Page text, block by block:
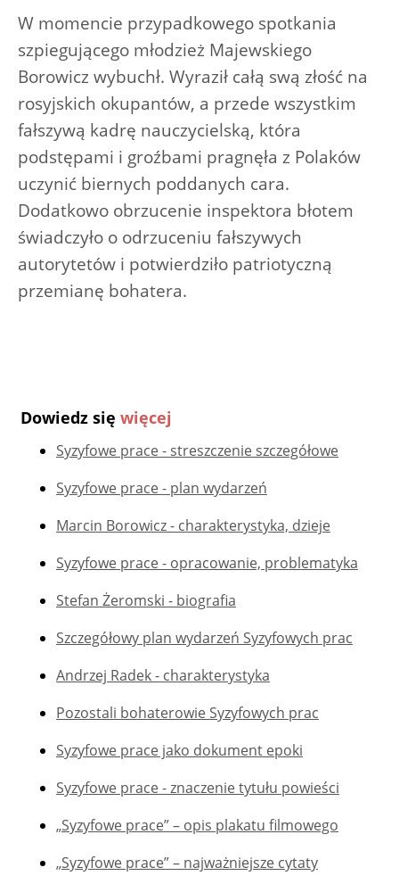
W momencie przypadkowego spotkania
szpiegującego młodzież Majewskiego
Borowicz wybuchł. Wyraził całą swą złość na
rosyjskich okupantów, a przede wszystkim
fałszywą kadrę nauczycielską, która
podstępami i groźbami pragnęła z Polaków
uczynić biernych poddanych cara.
Dodatkowo obrzucenie inspektora błotem
świadczyło o odrzuceniu fałszywych
autorytetów i potwierdziło patriotyczną
przemianę bohatera.
Dowiedz się więcej
Syzyfowe prace - streszczenie szczegółowe
Syzyfowe prace - plan wydarzeń
Marcin Borowicz - charakterystyka, dzieje
Syzyfowe prace - opracowanie, problematyka
Stefan Żeromski - biografia
Szczegółowy plan wydarzeń Syzyfowych prac
Andrzej Radek - charakterystyka
Pozostali bohaterowie Syzyfowych prac
Syzyfowe prace jako dokument epoki
Syzyfowe prace - znaczenie tytułu powieści
„Syzyfowe prace” – opis plakatu filmowego
„Syzyfowe prace” – najważniejsze cytaty